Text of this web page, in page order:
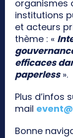
organismes
institutions
et acteurs
thème : «
efficaces
paperless».
Plus d’infos
mail
Bonne